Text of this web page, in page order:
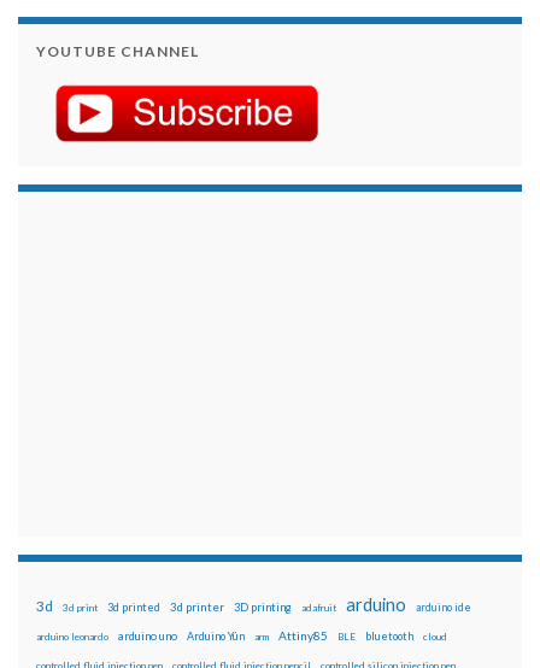
YOUTUBE CHANNEL
3d 3d print 3d printed 3d printer 3D printing adafruit arduino arduino ide
arduino leonardo arduino uno Arduino Yún arm Attiny85 BLE bluetooth cloud
controlled fluid injection pen controlled fluid injection pencil controlled silicon injection pen